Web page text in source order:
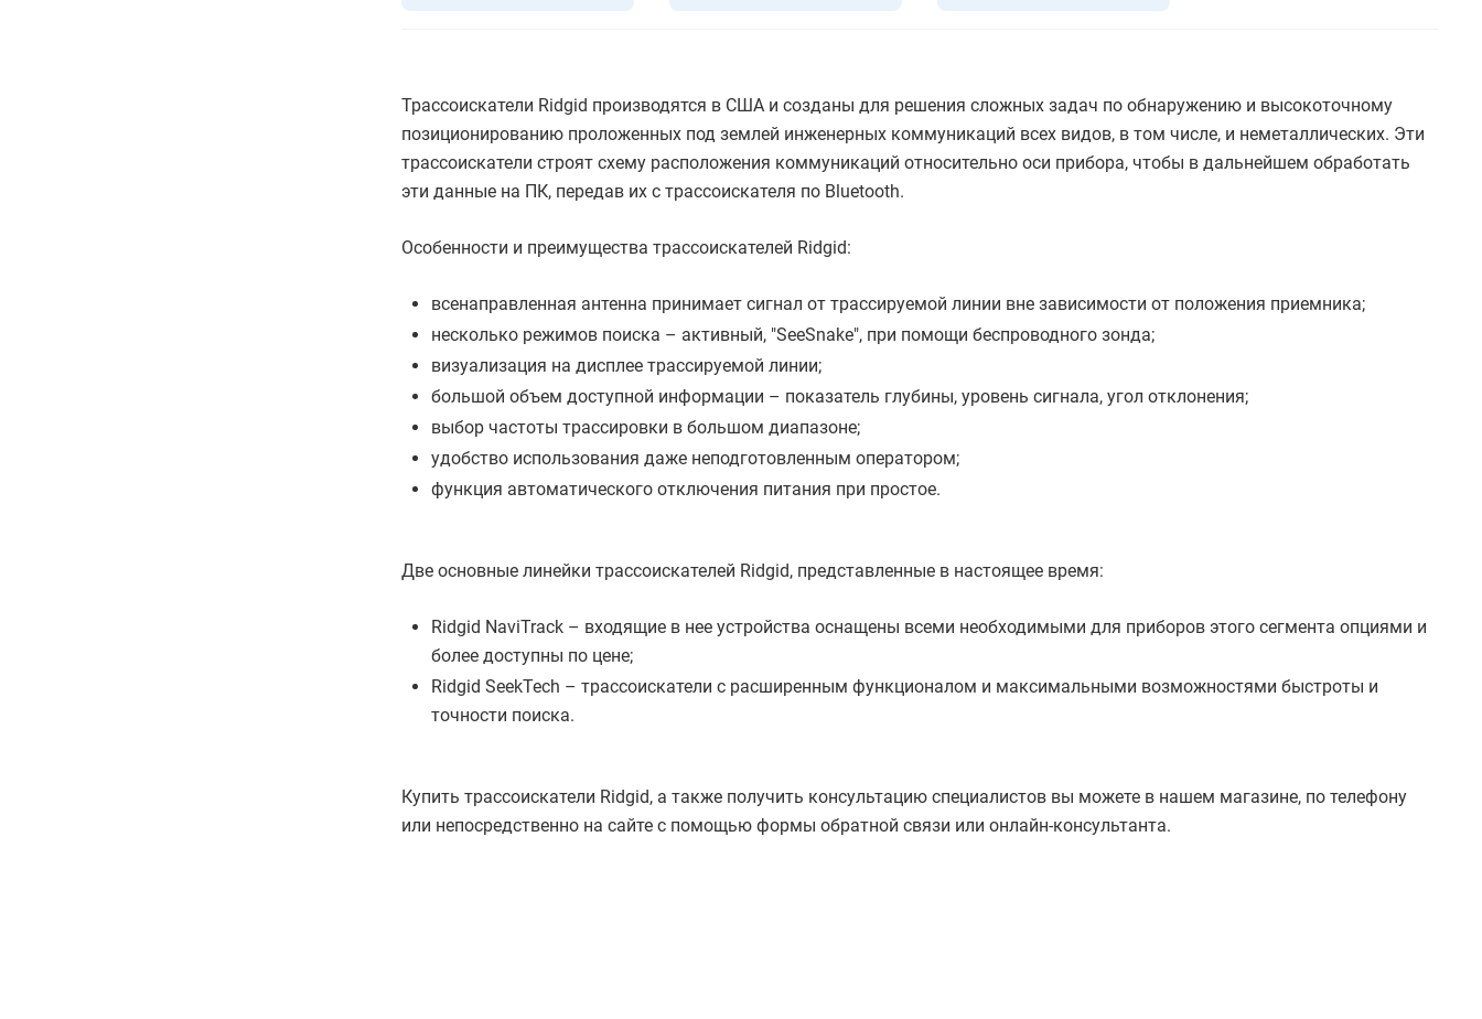
Трассоискатели Ridgid производятся в США и созданы для решения сложных задач по обнаружению и высокоточному
позиционированию проложенных под землей инженерных коммуникаций всех видов, в том числе, и неметаллических. Эти
трассоискатели строят схему расположения коммуникаций относительно оси прибора, чтобы в дальнейшем обработать
эти данные на ПК, передав их с трассоискателя по Bluetooth.
Особенности и преимущества трассоискателей Ridgid:
всенаправленная антенна принимает сигнал от трассируемой линии вне зависимости от положения приемника;
несколько режимов поиска – активный, "SeeSnake", при помощи беспроводного зонда;
визуализация на дисплее трассируемой линии;
большой объем доступной информации – показатель глубины, уровень сигнала, угол отклонения;
выбор частоты трассировки в большом диапазоне;
удобство использования даже неподготовленным оператором;
функция автоматического отключения питания при простое.
Две основные линейки трассоискателей Ridgid, представленные в настоящее время:
Ridgid NaviTrack – входящие в нее устройства оснащены всеми необходимыми для приборов этого сегмента опциями и
более доступны по цене;
Ridgid SeekTech – трассоискатели с расширенным функционалом и максимальными возможностями быстроты и
точности поиска.
Купить трассоискатели Ridgid, а также получить консультацию специалистов вы можете в нашем магазине, по телефону
или непосредственно на сайте с помощью формы обратной связи или онлайн-консультанта.